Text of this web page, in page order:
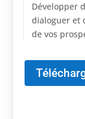
Développer
dialoguer et
de vos